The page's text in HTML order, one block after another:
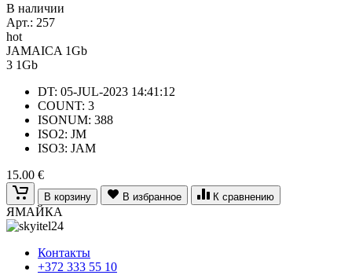
В наличии
Арт.: 257
hot
JAMAICA 1Gb
3 1Gb
DT: 05-JUL-2023 14:41:12
COUNT: 3
ISONUM: 388
ISO2: JM
ISO3: JAM
15.00 €
В корзину В избранное К сравнению
ЯМАЙКА
Контакты
+372 333 55 10